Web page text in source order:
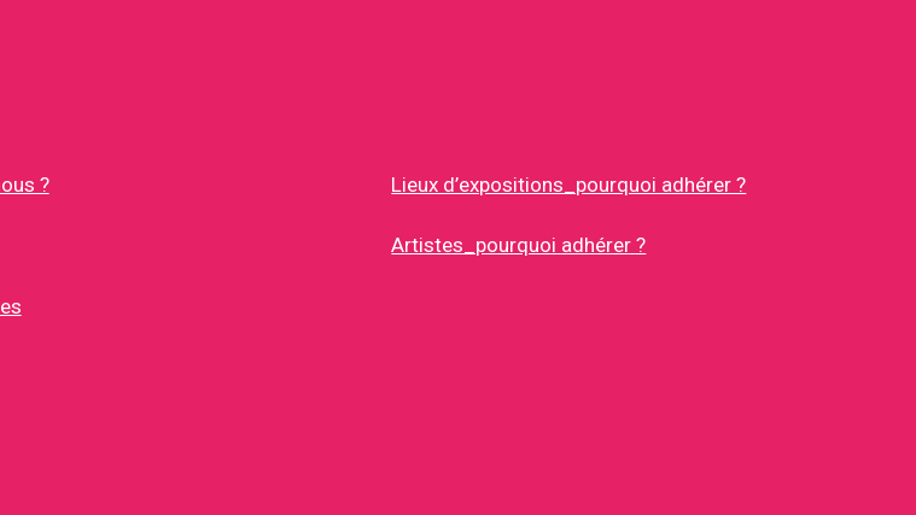
? Lieux d’expositions_pourquoi adhérer ?
Artistes_pourquoi adhérer ?